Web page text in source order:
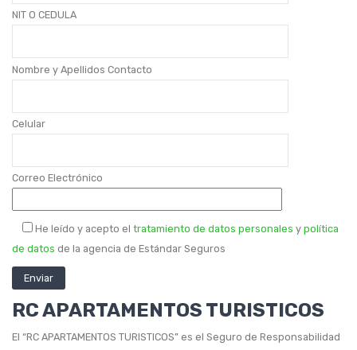
POLIZA SALUD INTERNACIONAL SEGUROS BOLIVAR
POLIZA SALUD SEGUROS BOLIVAR
Medicina Prepagada Axa Colpatria Original
Medicina Prepagada Axa Colpatria Fesalud
CARRO
SEGUROS BOLIVAR
Seguro de Carro Seguros Bolivar
AXA COLPATRIA
NIT O CEDULA
Nombre y Apellidos Contacto
Celular
Correo Electrónico
He leído y acepto el tratamiento de datos personales y política
de datos de la agencia de Estándar Seguros
RC APARTAMENTOS TURISTICOS
El “RC APARTAMENTOS TURISTICOS” es el Seguro de Responsabilidad